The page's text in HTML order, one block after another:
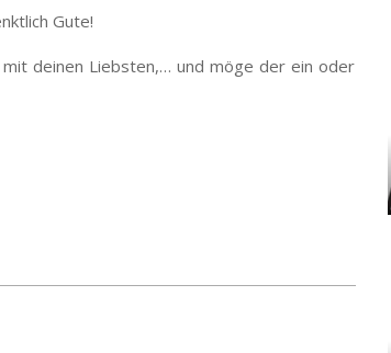
Gute!
deinen Liebsten,… und möge der ein oder